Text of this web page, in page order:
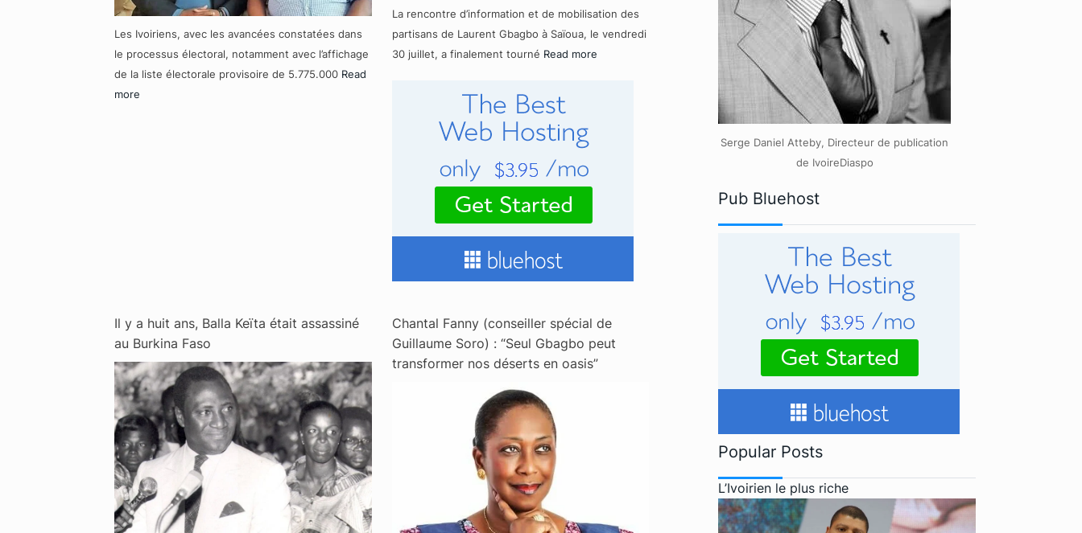
Les Ivoiriens, avec les avancées constatées dans
le processus électoral, notamment avec l’affichage
de la liste électorale provisoire de 5.775.000 Read
more
La rencontre d’information et de mobilisation des
partisans de Laurent Gbagbo à Saïoua, le vendredi
30 juillet, a finalement tourné Read more
Il y a huit ans, Balla Keïta était assassiné
au Burkina Faso
Chantal Fanny (conseiller spécial de
Guillaume Soro) : “Seul Gbagbo peut
transformer nos déserts en oasis”
Serge Daniel Atteby, Directeur de publication
de IvoireDiaspo
Pub Bluehost
Popular Posts
L’Ivoirien le plus riche